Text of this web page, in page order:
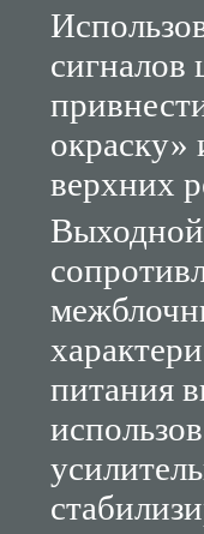
сигналов
окраску»
верхних
питания